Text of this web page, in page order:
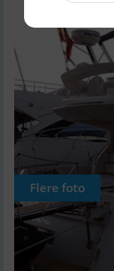
Flere foto